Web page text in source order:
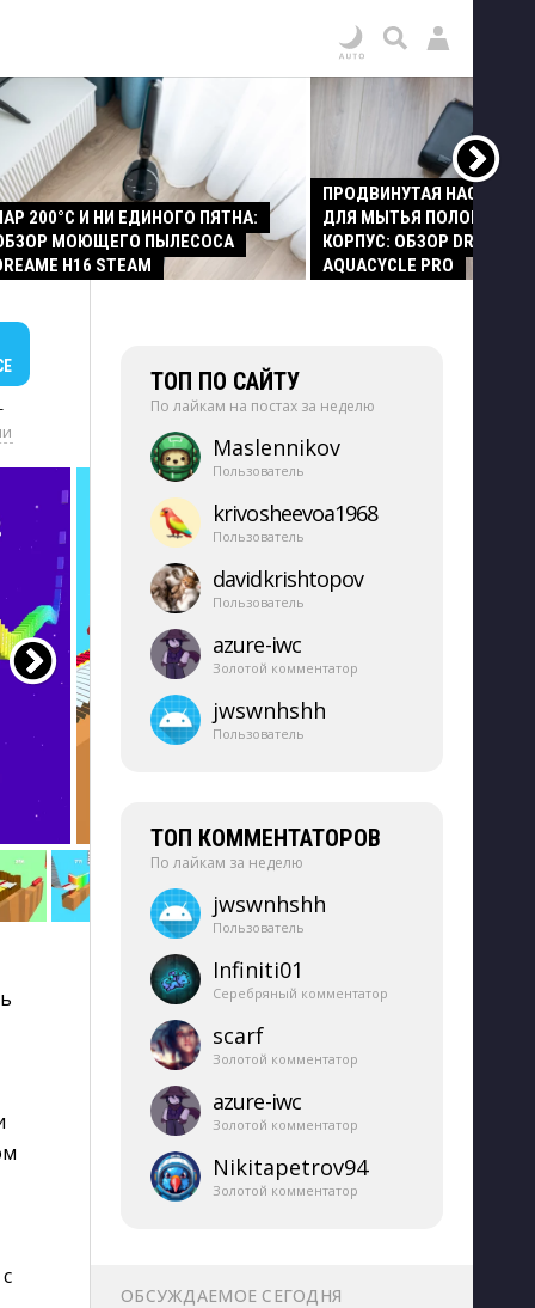
200°C И НИ ЕДИНОГО ПЯТНА:
МОЮЩЕГО ПЫЛЕСОСА
H16 STEAM
ПРОДВИНУТАЯ НАСАДКА
ДЛЯ МЫТЬЯ ПОЛОВ И
КОРПУС: ОБЗОР DREAME
AQUACYCLE PRO
ТОП ПО САЙТУ
По лайкам на постах за неделю
Maslennikov
Пользователь
krivosheevoa1968
Пользователь
davidkrishtopov
Пользователь
azure-​iwc
Золотой комментатор
jwswnhshh
Пользователь
ТОП КОММЕНТАТОРОВ
По лайкам за неделю
jwswnhshh
Пользователь
Infiniti01
Серебряный комментатор
scarf
Золотой комментатор
azure-​iwc
Золотой комментатор
Nikitapetrov94
Золотой комментатор
ОБСУЖДАЕМОЕ СЕГОДНЯ